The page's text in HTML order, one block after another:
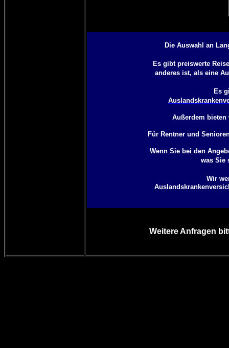
Die Auswahl an
Es gibt preiswerte
anderes ist, als eine
Es
Außerdem
Für Rentner und
Wenn Sie bei den
was Sie
Wir
Weitere Anfragen